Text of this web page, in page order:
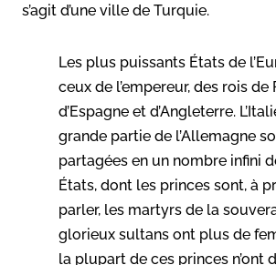
s’agit d’une ville de Turquie.
Les plus puissants États de
ceux de l’empereur, des rois de
d’Espagne et d’Angleterre.
grande partie de l’Allemagne
partagées en un nombre infini
États, dont les princes sont, à
parler, les martyrs de la
glorieux sultans ont plus de
la plupart de ces princes n’ont